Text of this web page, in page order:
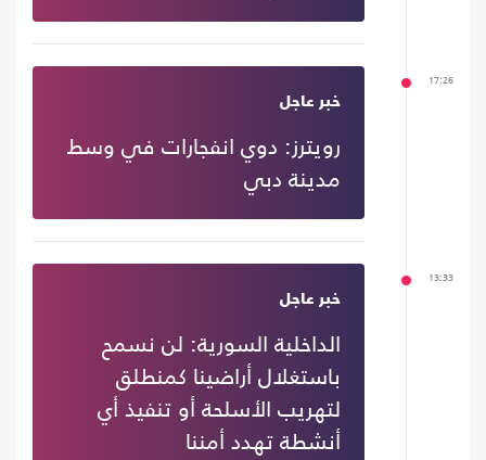
17:26
خبر عاجل
رويترز: دوي انفجارات في وسط
مدينة دبي
13:33
خبر عاجل
الداخلية السورية: لن نسمح
باستغلال أراضينا كمنطلق
لتهريب الأسلحة أو تنفيذ أي
أنشطة تهدد أمننا